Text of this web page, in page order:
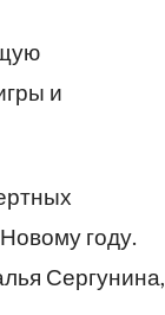
и
году.
Сергунина,